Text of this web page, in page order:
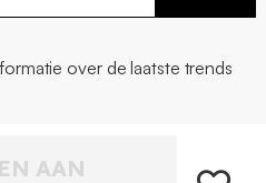
over de laatste trends
AAN